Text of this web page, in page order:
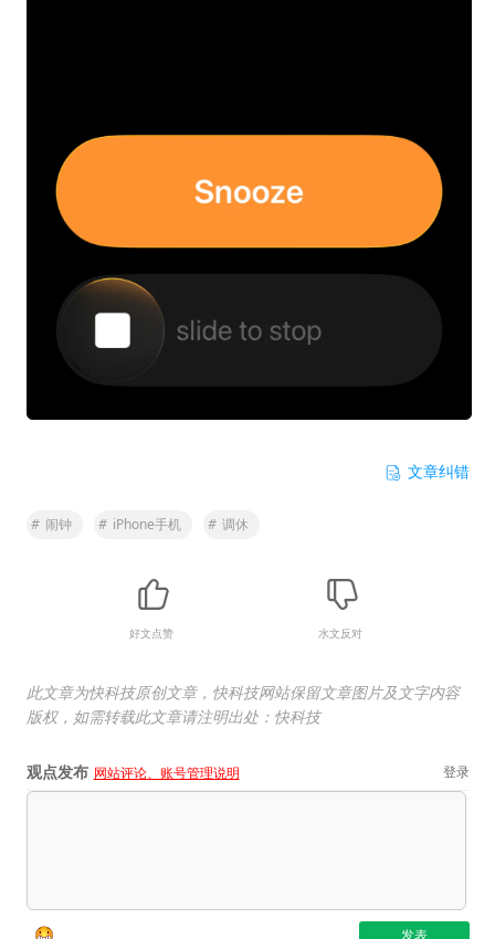
文章纠错
# 闹钟 # iPhone手机 # 调休
好文点赞 水文反对
此文章为快科技原创文章，快科技网站保留文章图片及文字内容
版权，如需转载此文章请注明出处：快科技
观点发布 网站评论、账号管理说明 登录